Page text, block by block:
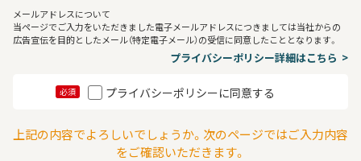
メールアドレスについて
当ページでご入力をいただきました電子メールアドレスにつきましては当社からの
広告宣伝を目的としたメール（特定電子メール）の受信に同意したこととなります。
プライバシーポリシー詳細はこちら
必須 プライバシーポリシーに同意する
上記の内容でよろしいでしょうか。次のページではご入力内容
をご確認いただきます。